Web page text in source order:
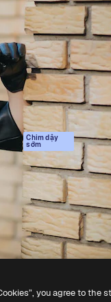
liệu
trợ
khoản sử
sách bảo
Chim dậy
sớm
sách cookie
tâm tin cậy
tác liên kết
ty
Về
Xu
you agree to the